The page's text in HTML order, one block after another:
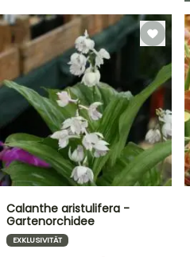
Calanthe aristulifera -
Gartenorchidee
EXKLUSIVITÄT